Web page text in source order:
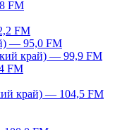
FM
FM
— 95,0 FM
край) — 99,9 FM
FM
край) — 104,5 FM